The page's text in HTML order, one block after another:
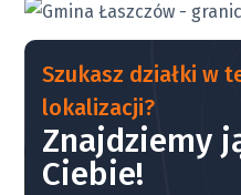
Szukasz działki w
lokalizacji?
Znajdziemy
Ciebie!